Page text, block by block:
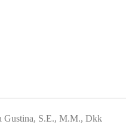
Gustina, S.E., M.M., Dkk